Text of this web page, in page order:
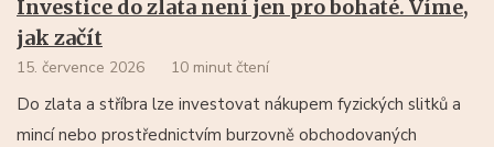
Investice do zlata není jen pro bohaté. Víme,
jak začít
15. července 2026 10 minut čtení
Do zlata a stříbra lze investovat nákupem fyzických slitků a
mincí nebo prostřednictvím burzovně obchodovaných